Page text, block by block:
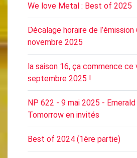
We love Metal : Best of 2025
Décalage horaire de
novembre 2025
la saison 16, ça commence ce
septembre 2025 !
NP 622 - 9 mai 2025 -
Tomorrow en invités
Best of 2024 (1ère partie)